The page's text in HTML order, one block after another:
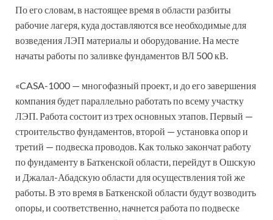
По его словам, в настоящее время в области разбиты
рабочие лагеря, куда доставляются все необходимые для
возведения ЛЭП материалы и оборудование. На месте
начаты работы по заливке фундаментов ВЛ 500 кВ.
«CASA-1000 — многофазный проект, и до его завершения
компания будет параллельно работать по всему участку
ЛЭП. Работа состоит из трех основных этапов. Первый —
строительство фундаментов, второй — установка опор и
третий — подвеска проводов. Как только закончат работу
по фундаменту в Баткенской области, перейдут в Ошскую
и Джалал-Абадскую области для осуществления той же
работы. В это время в Баткенской области будут возводить
опоры, и соответственно, начнется работа по подвеске